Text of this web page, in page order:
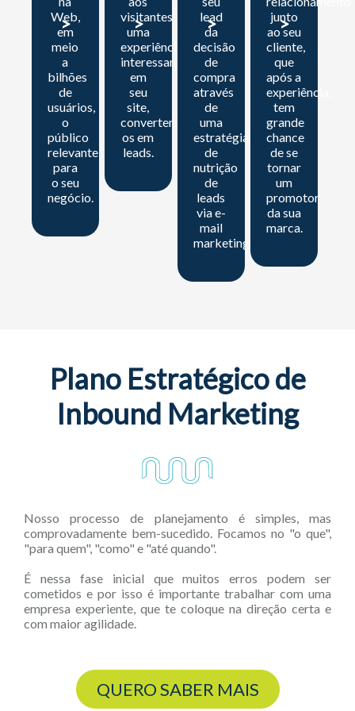
>
Web,
em
meio
a
bilhões
de
usuários,
o
público
relevante
para
o seu
negócio.
>
visitantes
uma
experiência
interessante
em
seu
site,
convertendo-
os em
leads.
>
lead
da
decisão
de
compra
através
de
uma
estratégia
de
nutrição
de
leads
via e-
mail
marketing.
>
junto
ao seu
cliente,
que
após a
experiência,
tem
grande
chance
de se
tornar
um
promotor
da sua
marca.
Plano Estratégico de
Inbound Marketing
Nosso processo de planejamento é simples, mas
comprovadamente bem-sucedido. Focamos no "o que",
"para quem", "como" e "até quando".
É nessa fase inicial que muitos erros podem ser
cometidos e por isso é importante trabalhar com uma
empresa experiente, que te coloque na direção certa e
com maior agilidade.
QUERO SABER MAIS